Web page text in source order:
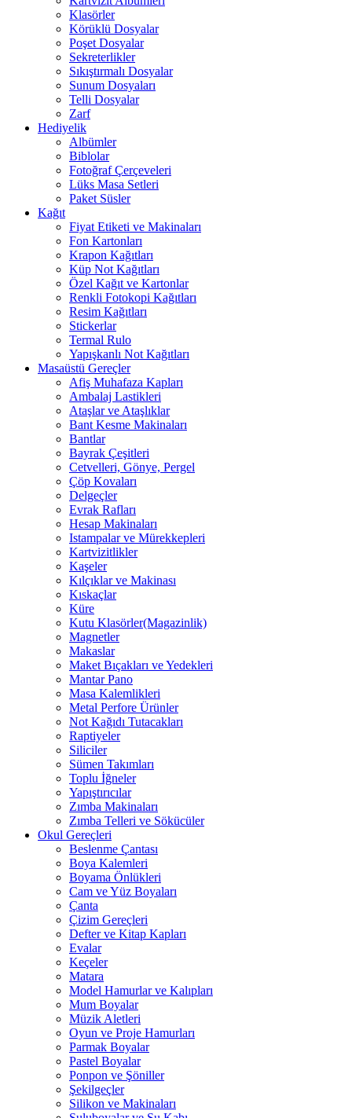
Klasörler
Körüklü Dosyalar
Poşet Dosyalar
Sekreterlikler
Sıkıştırmalı Dosyalar
Sunum Dosyaları
Telli Dosyalar
Zarf
Hediyelik
Albümler
Biblolar
Fotoğraf Çerçeveleri
Lüks Masa Setleri
Paket Süsler
Kağıt
Fiyat Etiketi ve Makinaları
Fon Kartonları
Krapon Kağıtları
Küp Not Kağıtları
Özel Kağıt ve Kartonlar
Renkli Fotokopi Kağıtları
Resim Kağıtları
Stickerlar
Termal Rulo
Yapışkanlı Not Kağıtları
Masaüstü Gereçler
Afiş Muhafaza Kapları
Ambalaj Lastikleri
Ataşlar ve Ataşlıklar
Bant Kesme Makinaları
Bantlar
Bayrak Çeşitleri
Cetvelleri, Gönye, Pergel
Çöp Kovaları
Delgeçler
Evrak Rafları
Hesap Makinaları
Istampalar ve Mürekkepleri
Kartvizitlikler
Kaşeler
Kılçıklar ve Makinası
Kıskaçlar
Küre
Kutu Klasörler(Magazinlik)
Magnetler
Makaslar
Maket Bıçakları ve Yedekleri
Mantar Pano
Masa Kalemlikleri
Metal Perfore Ürünler
Not Kağıdı Tutacakları
Raptiyeler
Siliciler
Sümen Takımları
Toplu İğneler
Yapıştırıcılar
Zımba Makinaları
Zımba Telleri ve Sökücüler
Okul Gereçleri
Beslenme Çantası
Boya Kalemleri
Boyama Önlükleri
Cam ve Yüz Boyaları
Çanta
Çizim Gereçleri
Defter ve Kitap Kapları
Evalar
Keçeler
Matara
Model Hamurlar ve Kalıpları
Mum Boyalar
Müzik Aletleri
Oyun ve Proje Hamurları
Parmak Boyalar
Pastel Boyalar
Ponpon ve Şöniller
Şekilgeçler
Silikon ve Makinaları